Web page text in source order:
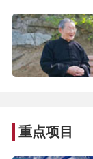
重点项目